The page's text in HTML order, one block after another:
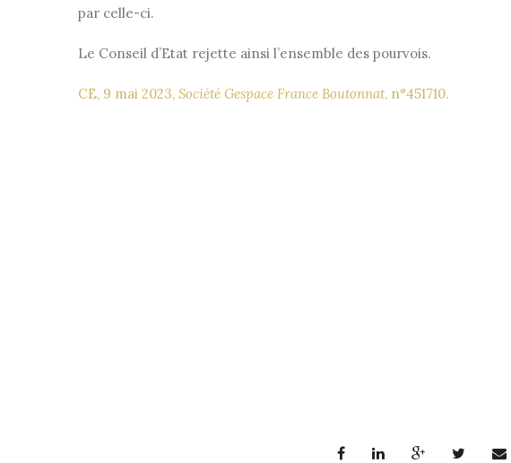
par celle-ci.
Le Conseil d’Etat rejette ainsi l’ensemble des pourvois.
CE, 9 mai 2023, Société Gespace France Boutonnat, n°451710.